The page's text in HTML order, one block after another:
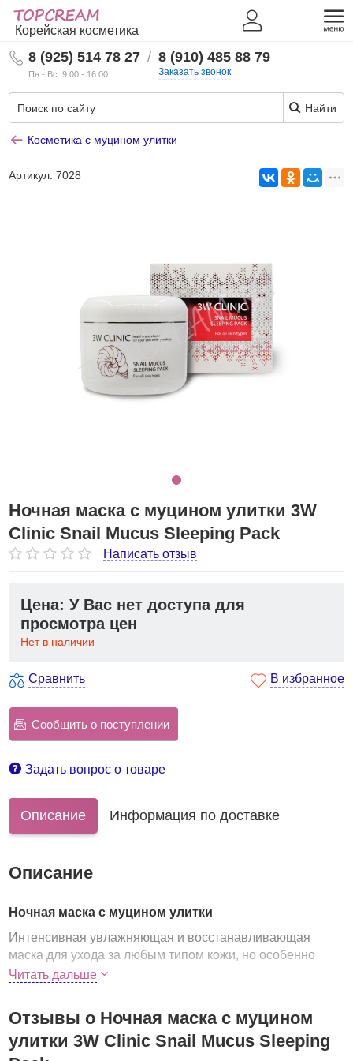
Корейская косметика
8 (925) 514 78 27
Пн - Вс: 9:00 - 16:00
/ 8 (910) 485 88 79
Заказать звонок
Найти
Косметика с муцином улитки
Артикул:7028
Ночная маска с муцином улитки 3W
Clinic Snail Mucus Sleeping Pack
Написать отзыв
Цена: У Вас нет доступа для
просмотра цен
Нет в наличии
Сравнить В избранное
Сообщить о поступлении
Задать вопрос о товаре
Описание Информация по доставке
Описание
Ночная маска с муцином улитки
Интенсивная увлажняющая и восстанавливающая
маска для ухода за любым типом кожи, но особенно
необходима для сухой, чувствительной и раздраженной
Основной действующий компонент маски –фильтрат
улиточной слизи (улиточный секрет, муцин улитки),
состоящий из белков, полисахаридов, минеральных
Читать дальше
Отзывы о Ночная маска с муцином
улитки 3W Clinic Snail Mucus Sleeping